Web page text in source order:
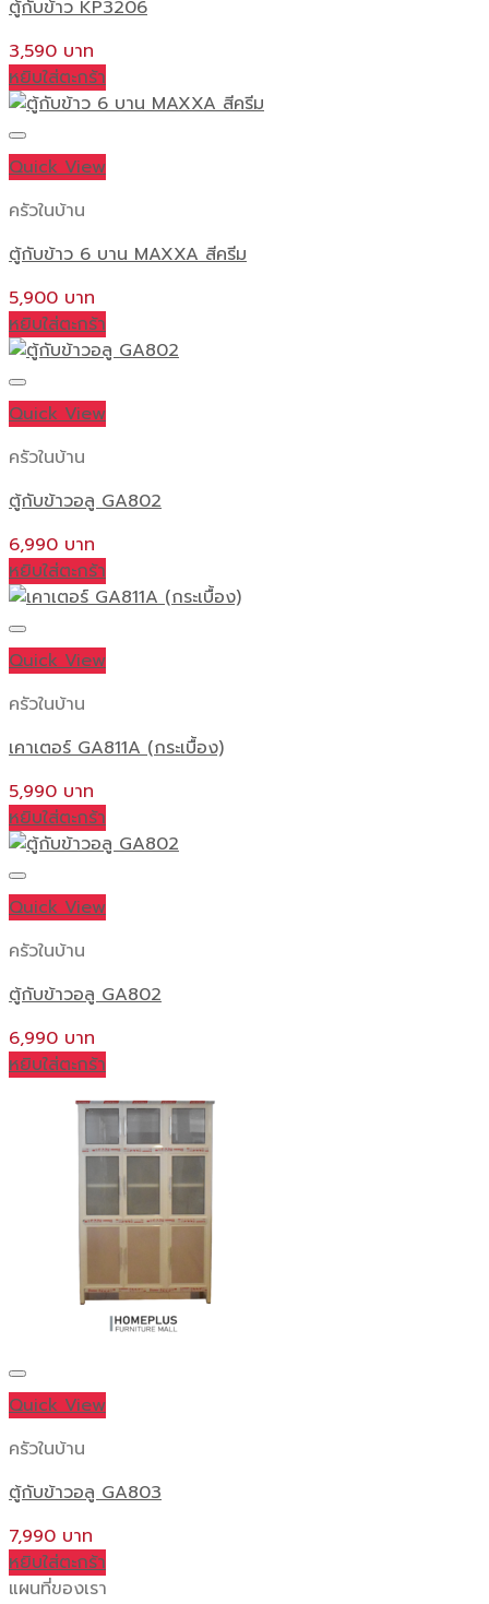
ตู้กับข้าว KP3206
3,590
หยิบใส่ตะกร้า
Quick View
ครัวในบ้าน
ตู้กับข้าว 6 บาน MAXXA สีครีม
5,900
หยิบใส่ตะกร้า
Quick View
ครัวในบ้าน
ตู้กับข้าวอลู GA802
6,990
หยิบใส่ตะกร้า
Quick View
ครัวในบ้าน
เคาเตอร์ GA811A (กระเบื้อง)
5,990
หยิบใส่ตะกร้า
Quick View
ครัวในบ้าน
ตู้กับข้าวอลู GA802
6,990
หยิบใส่ตะกร้า
Quick View
ครัวในบ้าน
ตู้กับข้าวอลู GA803
7,990
หยิบใส่ตะกร้า
แผนที่ของเรา